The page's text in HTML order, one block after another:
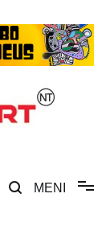
MENI